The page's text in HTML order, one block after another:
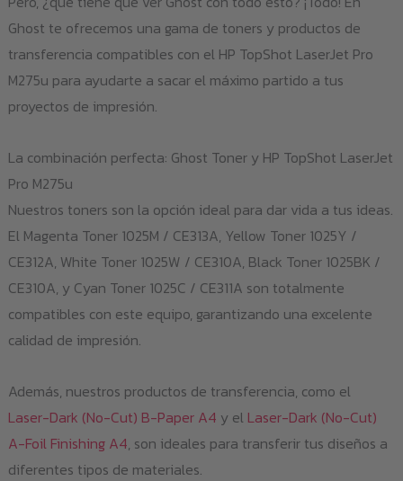
Ghost te ofrecemos una gama de toners y productos de
transferencia compatibles con el HP TopShot LaserJet Pro
M275u para ayudarte a sacar el máximo partido a tus
proyectos de impresión.
La combinación perfecta: Ghost Toner y HP TopShot LaserJet
Pro M275u
Nuestros toners son la opción ideal para dar vida a tus ideas.
El Magenta Toner 1025M / CE313A, Yellow Toner 1025Y /
CE312A, White Toner 1025W / CE310A, Black Toner 1025BK /
CE310A, y Cyan Toner 1025C / CE311A son totalmente
compatibles con este equipo, garantizando una excelente
calidad de impresión.
Además, nuestros productos de transferencia, como el
Laser-Dark (No-Cut) B-Paper A4 y el Laser-Dark (No-Cut)
A-Foil Finishing A4, son ideales para transferir tus diseños a
diferentes tipos de materiales.